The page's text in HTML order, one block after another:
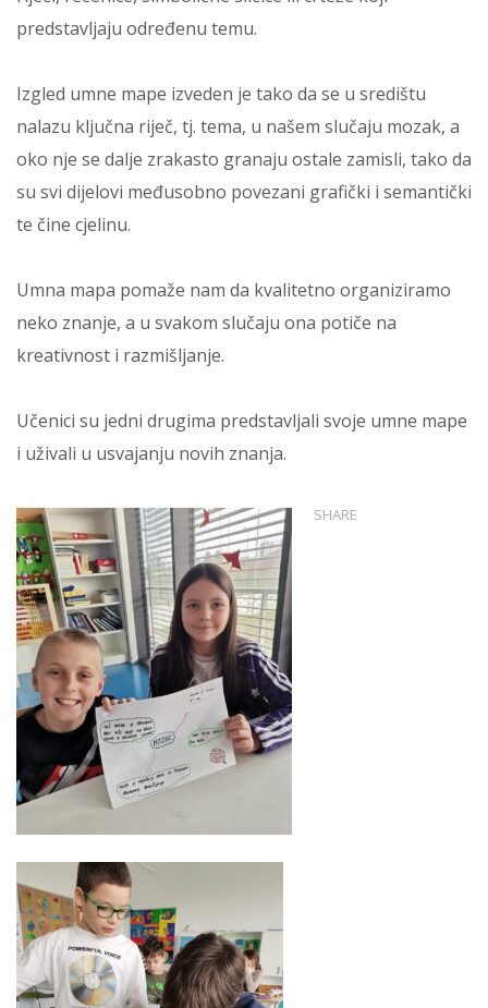
predstavljaju određenu temu.
Izgled umne mape izveden je tako da se u središtu
nalazu ključna riječ, tj. tema, u našem slučaju mozak, a
oko nje se dalje zrakasto granaju ostale zamisli, tako da
su svi dijelovi međusobno povezani grafički i semantički
te čine cjelinu.
Umna mapa pomaže nam da kvalitetno organiziramo
neko znanje, a u svakom slučaju ona potiče na
kreativnost i razmišljanje.
Učenici su jedni drugima predstavljali svoje umne mape
i uživali u usvajanju novih znanja.
SHARE